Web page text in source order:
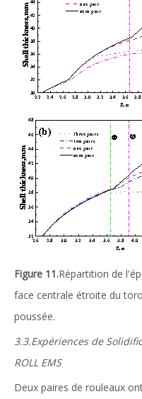
Figure 11.Répartition de
face centrale étroite du
poussée.
3.3.Expériences de
ROLL EMS
Deux paires de rouleaux